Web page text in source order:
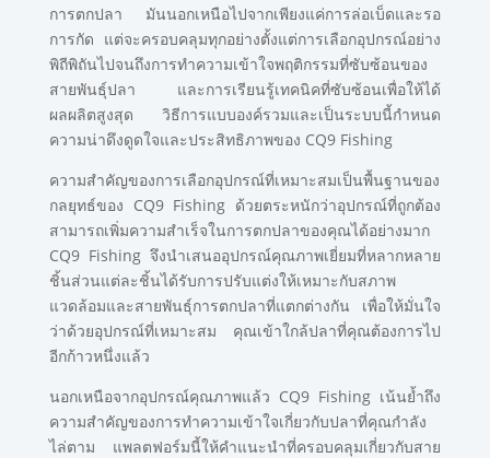
การตกปลา มันนอกเหนือไปจากเพียงแค่การล่อเบ็ดและรอ
การกัด แต่จะครอบคลุมทุกอย่างตั้งแต่การเลือกอุปกรณ์อย่าง
พิถีพิถันไปจนถึงการทำความเข้าใจพฤติกรรมที่ซับซ้อนของ
สายพันธุ์ปลา และการเรียนรู้เทคนิคที่ซับซ้อนเพื่อให้ได้
ผลผลิตสูงสุด วิธีการแบบองค์รวมและเป็นระบบนี้กำหนด
ความน่าดึงดูดใจและประสิทธิภาพของ CQ9 Fishing
ความสำคัญของการเลือกอุปกรณ์ที่เหมาะสมเป็นพื้นฐานของ
กลยุทธ์ของ CQ9 Fishing ด้วยตระหนักว่าอุปกรณ์ที่ถูกต้อง
สามารถเพิ่มความสำเร็จในการตกปลาของคุณได้อย่างมาก
CQ9 Fishing จึงนำเสนออุปกรณ์คุณภาพเยี่ยมที่หลากหลาย
ชิ้นส่วนแต่ละชิ้นได้รับการปรับแต่งให้เหมาะกับสภาพ
แวดล้อมและสายพันธุ์การตกปลาที่แตกต่างกัน เพื่อให้มั่นใจ
ว่าด้วยอุปกรณ์ที่เหมาะสม คุณเข้าใกล้ปลาที่คุณต้องการไป
อีกก้าวหนึ่งแล้ว
นอกเหนือจากอุปกรณ์คุณภาพแล้ว CQ9 Fishing เน้นย้ำถึง
ความสำคัญของการทำความเข้าใจเกี่ยวกับปลาที่คุณกำลัง
ไล่ตาม แพลตฟอร์มนี้ให้คำแนะนำที่ครอบคลุมเกี่ยวกับสาย